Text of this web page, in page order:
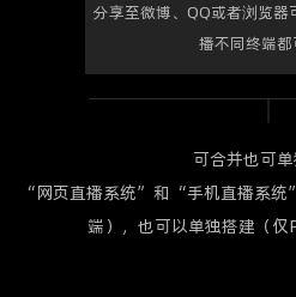
分享至微博、QQ或者浏览器
播不同终端都
可合并也可
“网页直播系统”和“手机直播系统
端），也可以单独搭建（仅